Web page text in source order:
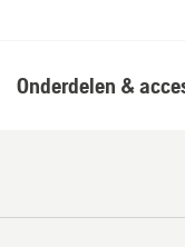
Onderdelen &